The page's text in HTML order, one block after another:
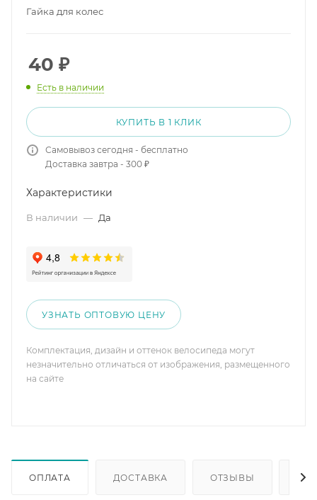
Гайка для колес
40 ₽
Есть в наличии
КУПИТЬ В 1 КЛИК
Самовывоз сегодня - бесплатно
Доставка завтра - 300 ₽
Характеристики
В наличии — Да
УЗНАТЬ ОПТОВУЮ ЦЕНУ
Комплектация, дизайн и оттенок велосипеда могут
незначительно отличаться от изображения, размещенного
на сайте
ОПЛАТА ДОСТАВКА ОТЗЫВЫ